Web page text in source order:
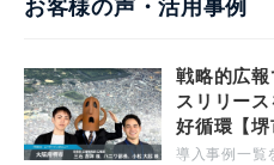
お客様の声・活用事例
戦略的広
スリリー
好循環【堺
導入事例一覧